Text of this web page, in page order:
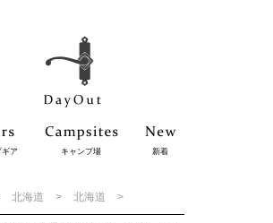
ギア キャンプ場 新着
北海道 北海道